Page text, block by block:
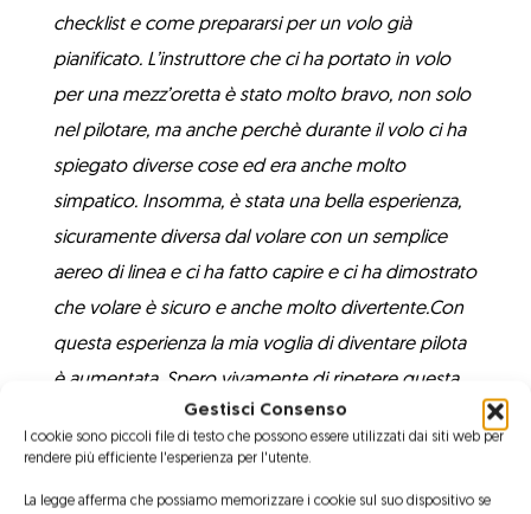
Gestisci Consenso
I cookie sono piccoli file di testo che possono essere utilizzati dai siti web per
rendere più efficiente l'esperienza per l'utente.
La legge afferma che possiamo memorizzare i cookie sul suo dispositivo se
checklist e come prepararsi per un volo già
pianificato. L’instruttore che ci ha portato in volo
per una mezz’oretta è stato molto bravo, non solo
nel pilotare, ma anche perchè durante il volo ci ha
spiegato diverse cose ed era anche molto
simpatico. Insomma, è stata una bella esperienza,
sicuramente diversa dal volare con un semplice
aereo di linea e ci ha fatto capire e ci ha dimostrato
che volare è sicuro e anche molto divertente.Con
questa esperienza la mia voglia di diventare pilota
è aumentata. Spero vivamente di ripetere questa
esperienza per più di una volta e la consiglio
vivamente a tutti.